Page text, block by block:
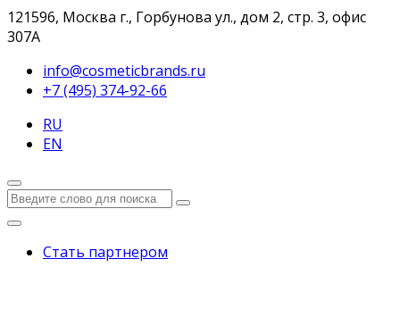
121596, Москва г., Горбунова ул., дом 2, стр. 3, офис
307А
info@cosmeticbrands.ru
+7 (495) 374-92-66
RU
EN
Стать партнером